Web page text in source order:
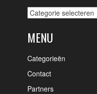
Onderwerpen:
MENU
Categorieën
Contact
Partners